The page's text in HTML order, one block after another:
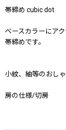
帯締め cubic dot
ベースカラーにア
帯締めです。
小紋、紬等のおし
房の仕様/切房